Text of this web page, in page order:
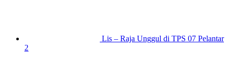
Lis – Raja Unggul di TPS 07 Pelantar
2